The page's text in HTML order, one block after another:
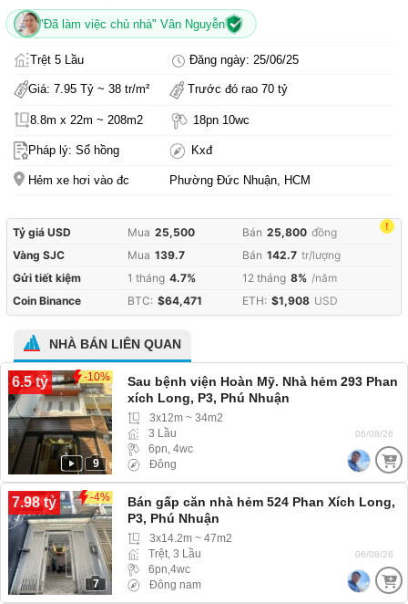
"Đã làm việc chủ nhà" Vân Nguyễn
Trệt 5 Lầu Đăng ngày: 25/06/25
Giá: 7.95 Tỷ ~ 38 tr/m² Trước đó rao 70 tỷ
8.8m x 22m ~ 208m2 18pn 10wc
Pháp lý: Sổ hồng Kxđ
Hẻm xe hơi vào đc Phường Đức Nhuận, HCM
!
Tỷ giá USD Mua 25,500 Bán 25,800 đồng
Vàng SJC
Mua 139.7 Bán 142.7 tr/lượng
Gửi tiết kiệm
1 tháng 4.7% 12 tháng 8% /năm
Coin Binance
BTC: $64,471 ETH: $1,908 USD
NHÀ BÁN LIÊN QUAN
6.5 tỷ -10%
9
Sau bệnh viện Hoàn Mỹ. Nhà hẻm 293 Phan
xích Long, P3, Phú Nhuận
3x12m ~ 34m2
3 Lầu
6pn, 4wc
Đông
06/08/26
7.98 tỷ -4%
7
Bán gấp căn nhà hẻm 524 Phan Xích Long,
P3, Phú Nhuận
3x14.2m ~ 47m2
Trệt, 3 Lầu
6pn,4wc
Đông nam
06/08/26